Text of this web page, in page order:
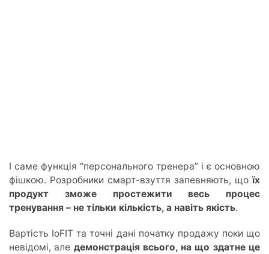
І саме функція “персонального тренера” і є основною
фішкою. Розробники смарт-взуття запевняють, щоїх
продукт зможе простежити весь процес
тренування – не тільки кількість, а навіть якість.
Вартість IoFIT та точні дані початку продажу поки що
невідомі, але демонстрація всього, на що здатне це